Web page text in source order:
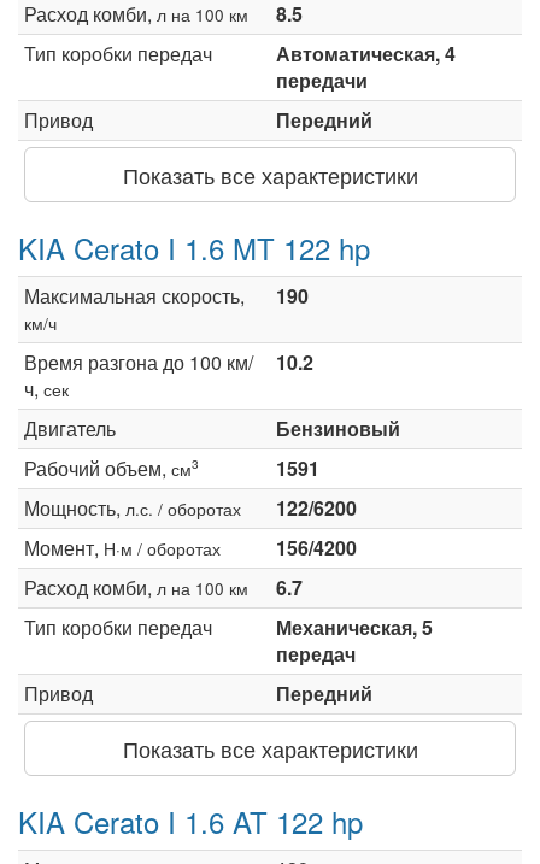
Расход комби, л на 100 км
8.5
Тип коробки передач
Автоматическая, 4
передачи
Привод
Передний
Показать все характеристики
KIA Cerato I 1.6 MT 122 hp
Максимальная скорость,
км/ч
190
Время разгона до 100 км/
ч, сек
10.2
Двигатель
Бензиновый
Рабочий объем, см3
1591
Мощность, л.с. / оборотах
122/6200
Момент, Н·м / оборотах
156/4200
Расход комби, л на 100 км
6.7
Тип коробки передач
Механическая, 5
передач
Привод
Передний
Показать все характеристики
KIA Cerato I 1.6 AT 122 hp